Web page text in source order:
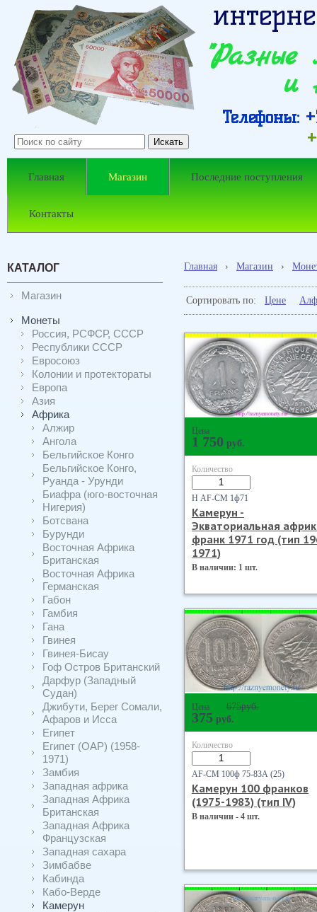
и
Телефоны:
Главная Магазин Последние поступления
Контакты
КАТАЛОГ
Магазин
Монеты
Россия, РСФСР, СССР
Республики СССР
Евросоюз
Колонии и протектораты
Европа
Азия
Африка
Алжир
Ангола
Бельгийское Конго
Бельгийское Конго,
Руанда - Урунди
Биафра (юго-восточная
Нигерия)
Ботсвана
Бурунди
Восточная Африка
Британская
Восточная Африка
Германская
Габон
Гамбия
Гана
Гвинея
Гвинея-Бисау
Гоф Остров Британский
Дарфур (Западный
Судан)
Джибути, Берег Сомали,
Афаров и Исса
Египет
Египет (ОАР) (1958-
1971)
Замбия
Западная африка
Западная Африка
Британская
Западная Африка
Французская
Западная сахара
Зимбабве
Кабинда
Кабо-Верде
Камерун
Главная › Магазин ›
Сортировать по: Цене
Цена
1 750 руб.
Количество
Н AF-CM 1ф71
Камерун -
Экваториальная
франк 1971 год (тип
1971)
В наличии: 1 шт.
Цена 675руб.
375 руб.
Количество
AF-CM 100ф 75-83А (25)
Камерун 100 франков
(1975-1983) (тип IV)
В наличии - 4 шт.